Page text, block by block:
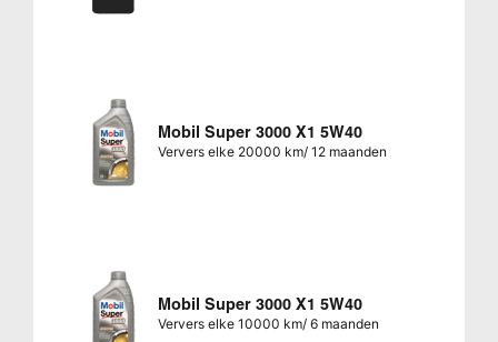
Mobil Super 3000 X1 5W40
Ververs elke 20000 km/ 12 maanden
Mobil Super 3000 X1 5W40
Ververs elke 10000 km/ 6 maanden